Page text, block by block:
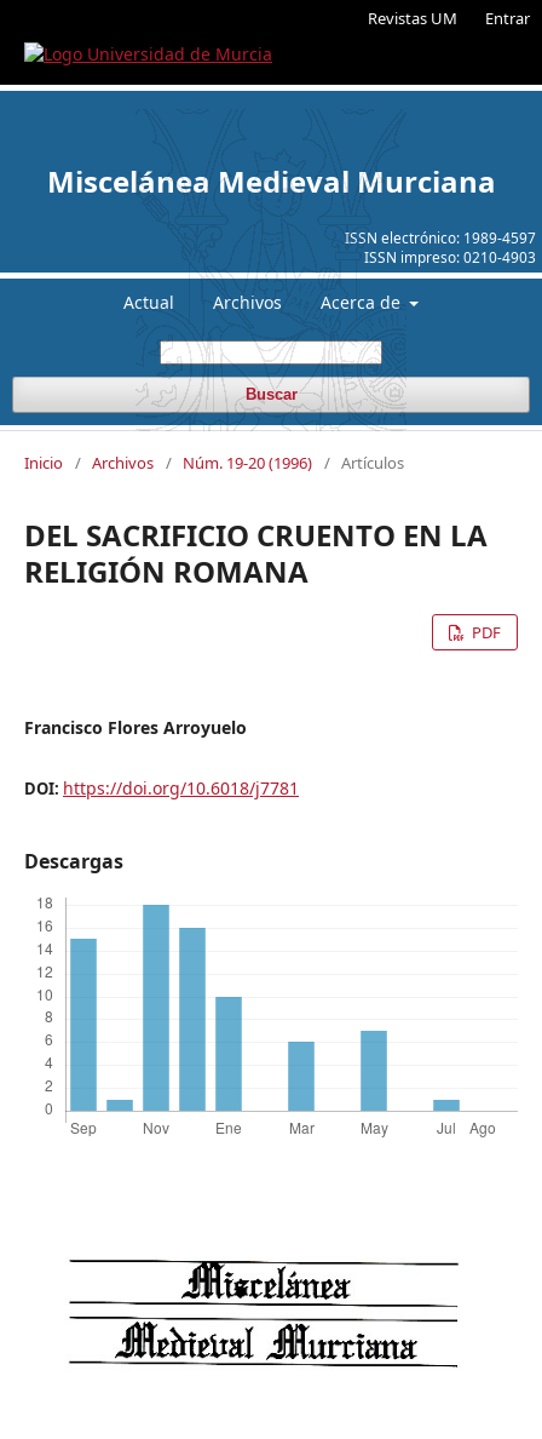
Revistas UM Entrar
ISSN electrónico: 1989-4597
ISSN impreso:0210-4903
Miscelánea Medieval Murciana
Actual Archivos Acerca de
Buscar
Inicio / Archivos / Núm. 19-20 (1996) / Artículos
DEL SACRIFICIO CRUENTO EN LA
RELIGIÓN ROMANA
PDF
Francisco Flores Arroyuelo
DOI: https://doi.org/10.6018/j7781
Descargas